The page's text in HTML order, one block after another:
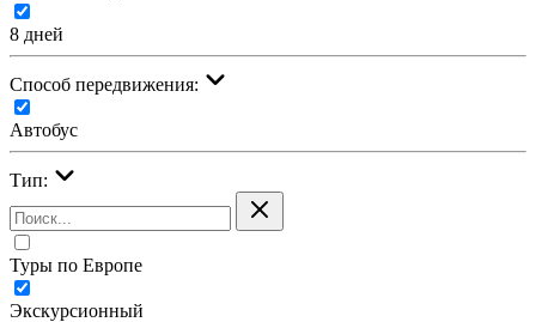
8 дней
Cпособ передвижения:
Автобус
Тип:
Туры по Европе
Экскурсионный